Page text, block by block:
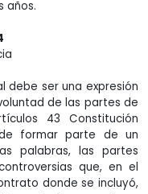
años.
debe ser una expresión
de las partes de
43 Constitución
formar parte de un
palabras, las partes
que, en el
donde se incluyó,